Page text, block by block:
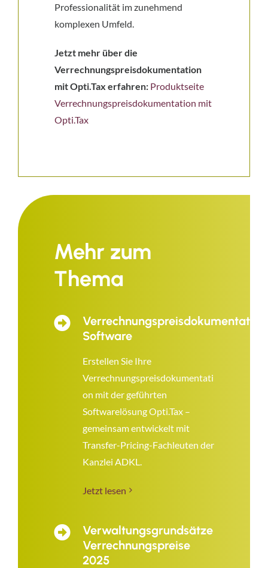
Professionalität im zunehmend
komplexen Umfeld.
Jetzt mehr über die
Verrechnungspreisdokumentation
mit Opti.Tax erfahren: Produktseite
Verrechnungspreisdokumentation mit
Opti.Tax
Mehr zum
Thema
Verrechnungspreisdokumentation
Software
Erstellen Sie Ihre
Verrechnungspreisdokumentati
on mit der geführten
Softwarelösung Opti.Tax –
gemeinsam entwickelt mit
Transfer-Pricing-Fachleuten der
Kanzlei ADKL.
Jetzt lesen
Verwaltungsgrundsätze
Verrechnungspreise
2025